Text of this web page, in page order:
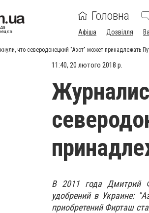
Головна
Афіша Дозвілля
что северодонецкий "Азот" может принадлежать
11:40, 20 лютого 2018 р.
В 2011 года Дмитрий
удобрений в Украине:
приобретений Фирташ